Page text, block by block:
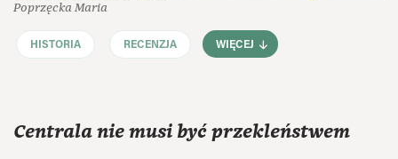
Poprzęcka Maria
HISTORIA RECENZJA WIĘCEJ
Centrala nie musi być przekleństwem